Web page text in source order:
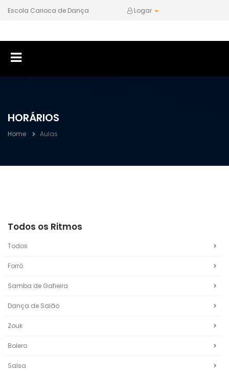
Escola Carioca de Dança Logar
HORÁRIOS
Home Aulas
Todos os Ritmos
Todos
Forró
Samba de Gafieira
Dança de Salão
Zouk
Bolero
Salsa